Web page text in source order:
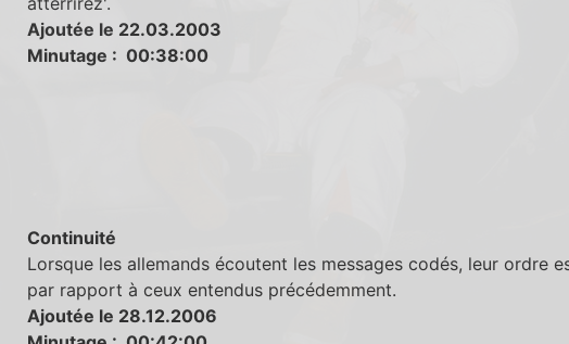
Ajoutée le 22.03.2003
Minutage : 00:38:00
Continuité
Lorsque les allemands écoutent les messages codés, leur ordre
par rapport à ceux entendus précédemment.
Ajoutée le 28.12.2006